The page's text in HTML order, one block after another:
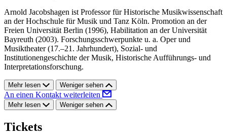
Arnold Jacobshagen ist Professor für Historische Musikwissenschaft
an der Hochschule für Musik und Tanz Köln. Promotion an der
Freien Universität Berlin (1996), Habilitation an der Universität
Bayreuth (2003). Forschungsschwerpunkte u. a. Oper und
Musiktheater (17.–21. Jahrhundert), Sozial- und
Institutionengeschichte der Musik, Historische Aufführungs- und
Interpretationsforschung.
Mehr lesen Weniger sehen
An einen Kontakt weiterleiten
Mehr lesen Weniger sehen
Tickets